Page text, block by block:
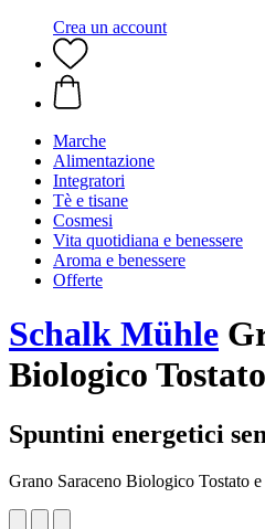
Crea un account
Marche
Alimentazione
Integratori
Tè e tisane
Cosmesi
Vita quotidiana e benessere
Aroma e benessere
Offerte
Schalk Mühle
Biologico
Spuntini energetici
Grano Saraceno Biologico Tostato e